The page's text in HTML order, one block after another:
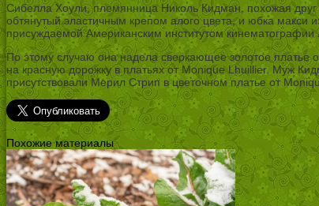
Сибелла Хоули, племянница Николь Кидман, похожая друг
обтянутый эластичным крепом алого цвета, и юбка
присуждаемой Американским институтом
По этому случаю она надела сверкающее золотое платье
на красную дорожку в платьях от Monique Lhuillier. Муж
присутствовали Мерил Стрип в цветочном платье от
Похожие материалы